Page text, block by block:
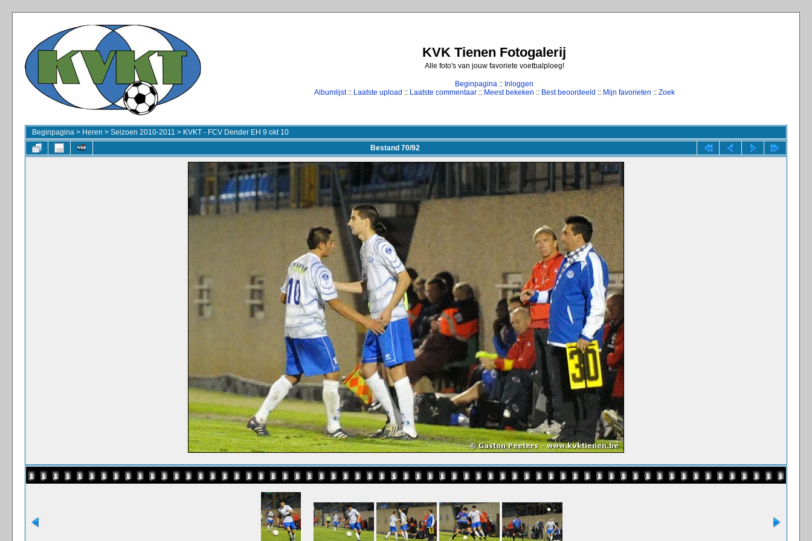
KVK Tienen Fotogalerij
Alle foto's van jouw favoriete voetbalploeg!
Beginpagina :: Inloggen
Albumlijst:: Laatste upload :: Laatste commentaar:: Meest bekeken :: Best beoordeeld :: Mijn favorieten :: Zoek
Beginpagina > Heren > Seizoen 2010-2011 > KVKT - FCV Dender EH 9 okt 10
Bestand 70/92